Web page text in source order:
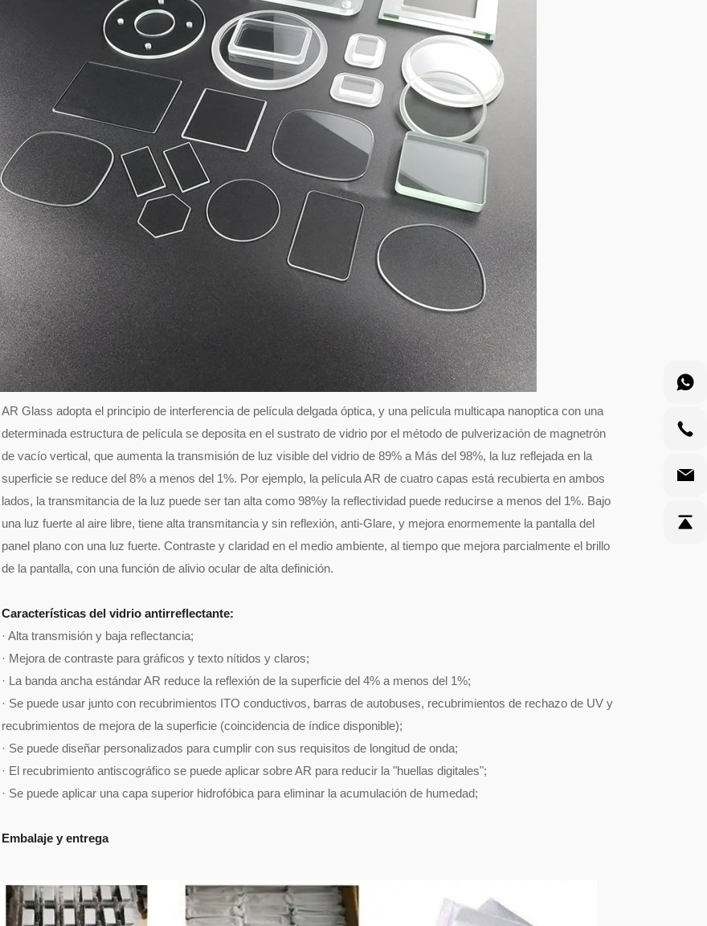
AR Glass adopta el principio de interferencia de película delgada óptica, y una película multicapa nanoptica con una
determinada estructura de película se deposita en el sustrato de vidrio por el método de pulverización de magnetrón
de vacío vertical, que aumenta la transmisión de luz visible del vidrio de 89% a Más del 98%, la luz reflejada en la
superficie se reduce del 8% a menos del 1%. Por ejemplo, la película AR de cuatro capas está recubierta en ambos
lados, la transmitancia de la luz puede ser tan alta como 98%y la reflectividad puede reducirse a menos del 1%. Bajo
una luz fuerte al aire libre, tiene alta transmitancia y sin reflexión, anti-Glare, y mejora enormemente la pantalla del
panel plano con una luz fuerte. Contraste y claridad en el medio ambiente, al tiempo que mejora parcialmente el brillo
de la pantalla, con una función de alivio ocular de alta definición.
Características del vidrio antirreflectante:
· Alta transmisión y baja reflectancia;
· Mejora de contraste para gráficos y texto nítidos y claros;
· La banda ancha estándar AR reduce la reflexión de la superficie del 4% a menos del 1%;
· Se puede usar junto con recubrimientos ITO conductivos, barras de autobuses, recubrimientos de rechazo de UV y
recubrimientos de mejora de la superficie (coincidencia de índice disponible);
· Se puede diseñar personalizados para cumplir con sus requisitos de longitud de onda;
· El recubrimiento antiscográfico se puede aplicar sobre AR para reducir la "huellas digitales";
· Se puede aplicar una capa superior hidrofóbica para eliminar la acumulación de humedad;
Embalaje y entrega